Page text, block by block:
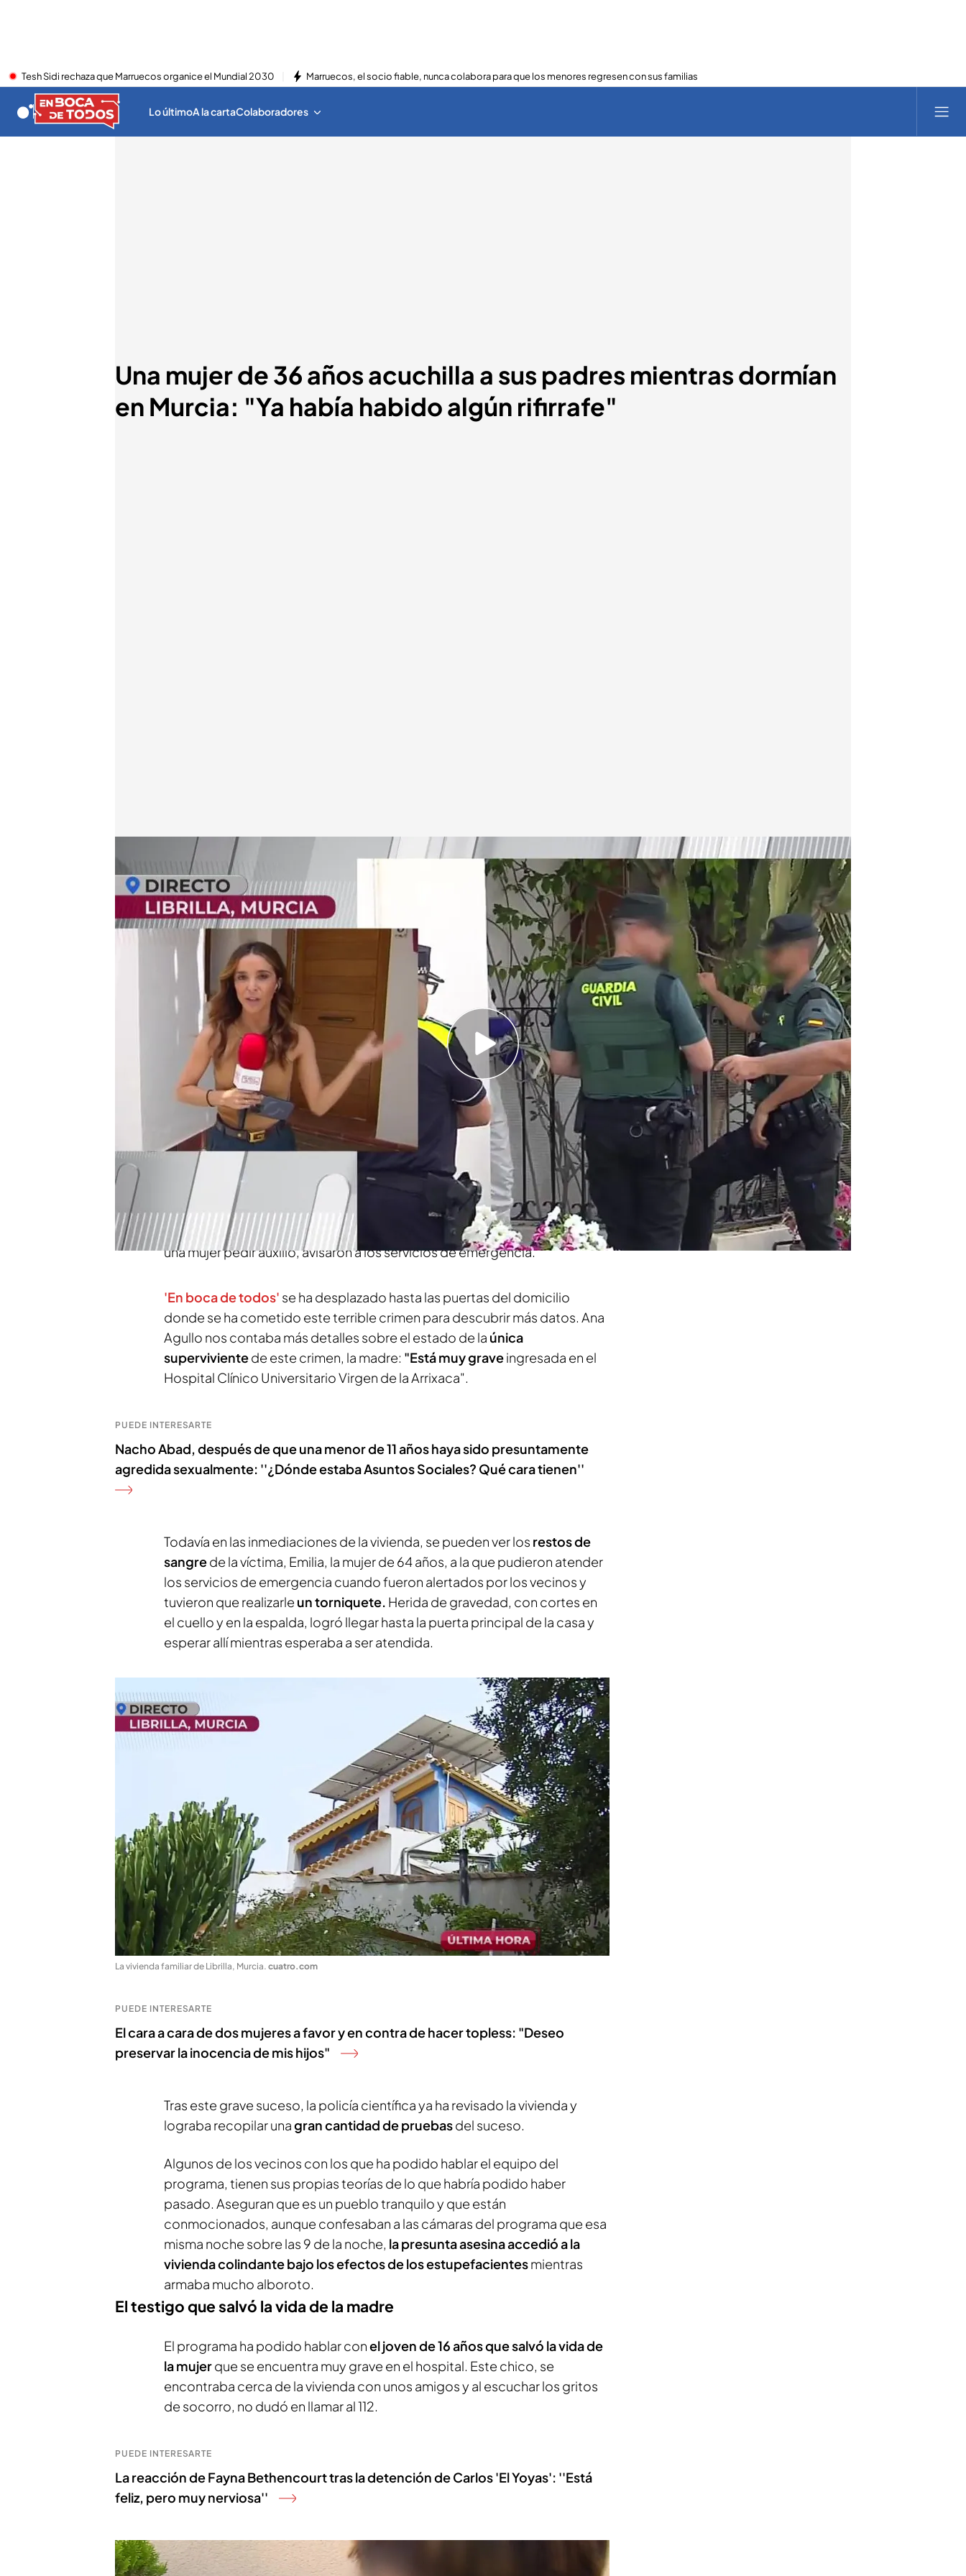
Tesh Sidi rechaza que Marruecos organice el Mundial 2030 Marruecos, el socio fiable, nunca colabora para que los menores regresen con sus familias
Lo últimoA la cartaColaboradores
Una mujer de 36 años acuchilla a sus padres mientras dormían
en Murcia: "Ya había habido algún rifirrafe"
Última hora desde Librilla, Murcia
En boca de todos
27 JUN 2024 - 12:13h.
Mata a su padre e intenta asesinar también a su madre: así ha sido este
parricidio en Murcia
'En boca de todos' se ha desplazado hasta las puertas del domicilio
donde se ha cometido este terrible crimen
Los amigos del menor parricida confeso de Castro Urdiales: ''Iba al
instituto con moratones''
Compartir
Una joven de36 años,
en Librilla, Murcia, se ha levantado en mitad de la
noche
ha cogido un cuchillo y ha matado a puñaladas a su padre de 66
años y herida de gravedad a su madre
, de 64 años. Todo ocurría mientras
dormían y apenas se han podido defender.
Los vecinos,que escucharon a
una mujer pedir auxilio, avisaron a los servicios de emergencia.
'En boca de todos' se ha desplazado hasta las puertas del domicilio
donde se ha cometido este terrible crimen para descubrir más datos. Ana
Agullo nos contaba más detalles sobre el estado de la única
supervivientede este crimen, la madre: "Está muy graveingresada en el
Hospital Clínico Universitario Virgen de la Arrixaca".
PUEDE INTERESARTE
Nacho Abad, después de que una menor de 11 años haya sido presuntamente
agredida sexualmente: ''¿Dónde estaba Asuntos Sociales? Qué cara tienen''
Todavía en las inmediaciones de la vivienda, se pueden ver los restos de
sangrede la víctima, Emilia, la mujer de 64 años, a la que pudieron atender
los servicios de emergencia cuando fueron alertados por los vecinos y
tuvieron que realizarle un torniquete. Herida de gravedad, con cortes en
el cuello y en la espalda, logró llegar hasta la puerta principal de la casa y
esperar allí mientras esperaba a ser atendida.
La vivienda familiar de Librilla, Murcia. cuatro.com
PUEDE INTERESARTE
El cara a cara de dos mujeres a favor y en contra de hacer topless: "Deseo
preservar la inocencia de mis hijos"
Tras este grave suceso, la policía científica ya ha revisado la vivienda y
lograba recopilar unagran cantidad de pruebasdel suceso.
Algunos de los vecinos con los que ha podido hablar el equipo del
programa, tienen sus propias teorías de lo que habría podido haber
pasado. Aseguran que es un pueblo tranquilo y que están
conmocionados, aunque confesaban a las cámaras del programa que esa
misma noche sobre las 9 de la noche, la presunta asesina accedió a la
vivienda colindante bajo los efectos de los estupefacientesmientras
armaba mucho alboroto.
El testigo que salvó la vida de la madre
El programa ha podido hablar conel joven de 16 años que salvó la vida de
la mujerque se encuentra muy grave en el hospital. Este chico, se
encontraba cerca de la vivienda con unos amigos y al escuchar los gritos
de socorro, no dudó en llamar al 112.
PUEDE INTERESARTE
La reacción de Fayna Bethencourt tras la detención de Carlos 'El Yoyas': ''Está
feliz, pero muy nerviosa''